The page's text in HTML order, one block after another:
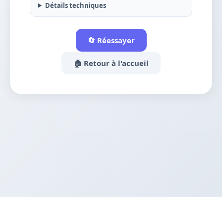
Détails techniques
🔄 Réessayer
🏠 Retour à l'accueil